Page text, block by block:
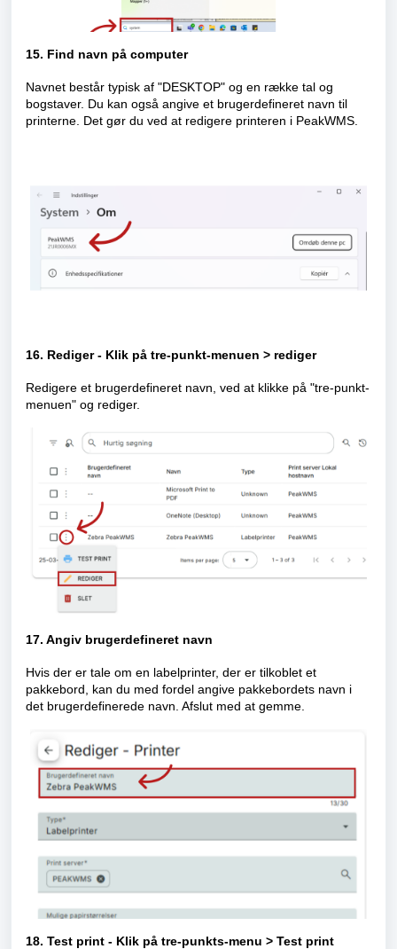
15. Find navn på computer
Navnet består typisk af "DESKTOP" og en række tal og
bogstaver. Du kan også angive et brugerdefineret navn til
printerne. Det gør du ved at redigere printeren i PeakWMS.
16. Rediger - Klik på tre-punkt-menuen > rediger
Redigere et brugerdefineret navn, ved at klikke på "tre-punkt-
menuen" og rediger.
17. Angiv brugerdefineret navn
Hvis der er tale om en labelprinter, der er tilkoblet et
pakkebord, kan du med fordel angive pakkebordets navn i
det brugerdefinerede navn. Afslut med at gemme.
18. Test print - Klik på tre-punkts-menu > Test print